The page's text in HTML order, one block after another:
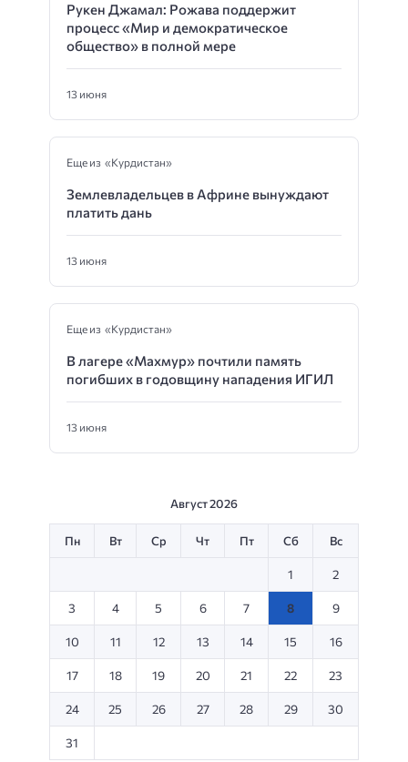
Рукен Джамал: Рожава поддержит
процесс «Мир и демократическое
общество» в полной мере
13 июня
Еще из «Курдистан»
Землевладельцев в Африне вынуждают
платить дань
13 июня
Еще из «Курдистан»
В лагере «Махмур» почтили память
погибших в годовщину нападения ИГИЛ
13 июня
Август 2026
Пн Вт Ср Чт Пт Сб Вс
1 2
3 4 5 6 7 8 9
10 11 12 13 14 15 16
17 18 19 20 21 22 23
24 25 26 27 28 29 30
31